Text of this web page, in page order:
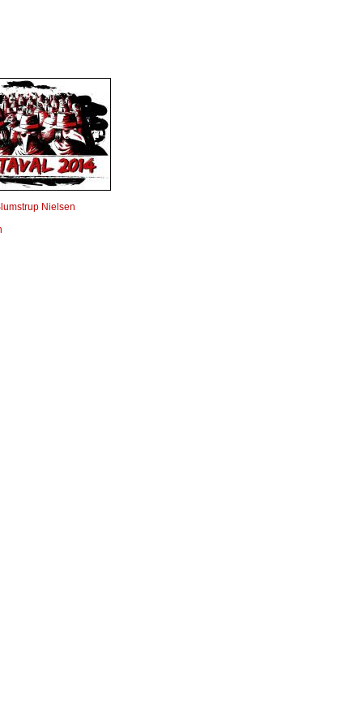
Nielsen